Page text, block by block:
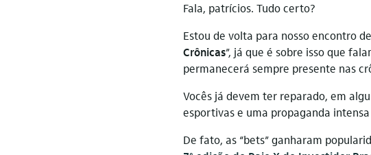
Fala, patrícios. Tudo certo?
Estou de volta para nosso encontro
Crônicas”, já que é sobre isso que
permanecerá sempre presente nas
Vocês já devem ter reparado, em
esportivas e uma propaganda
De fato, as “bets” ganharam